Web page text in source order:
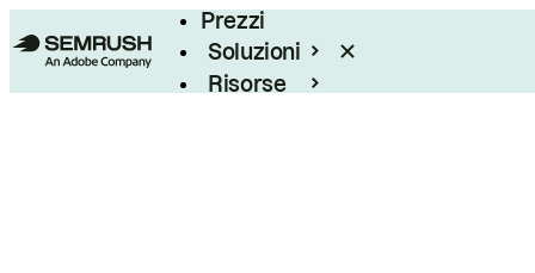
Prezzi
Soluzioni
Risorse